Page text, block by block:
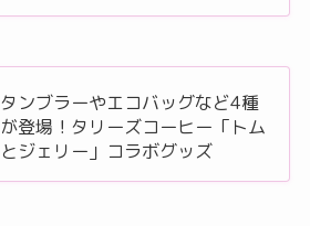
タンブラーやエコバッグなど4種
が登場！タリーズコーヒー「トム
とジェリー」コラボグッズ